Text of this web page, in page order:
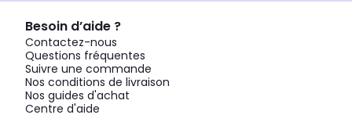
Besoin d’aide ?
Contactez-nous
Questions fréquentes
Suivre une commande
Nos conditions de livraison
Nos guides d'achat
Centre d'aide